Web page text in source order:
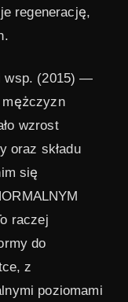
regenerację,
wsp. (2015) —
mężczyzn
wzrost
oraz składu
się
raczej
do
z
poziomami